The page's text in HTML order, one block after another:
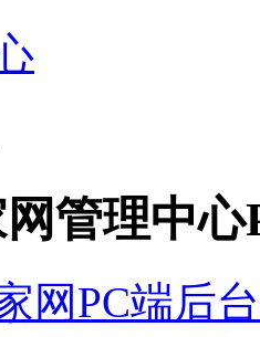
管理中心
网PC端后台